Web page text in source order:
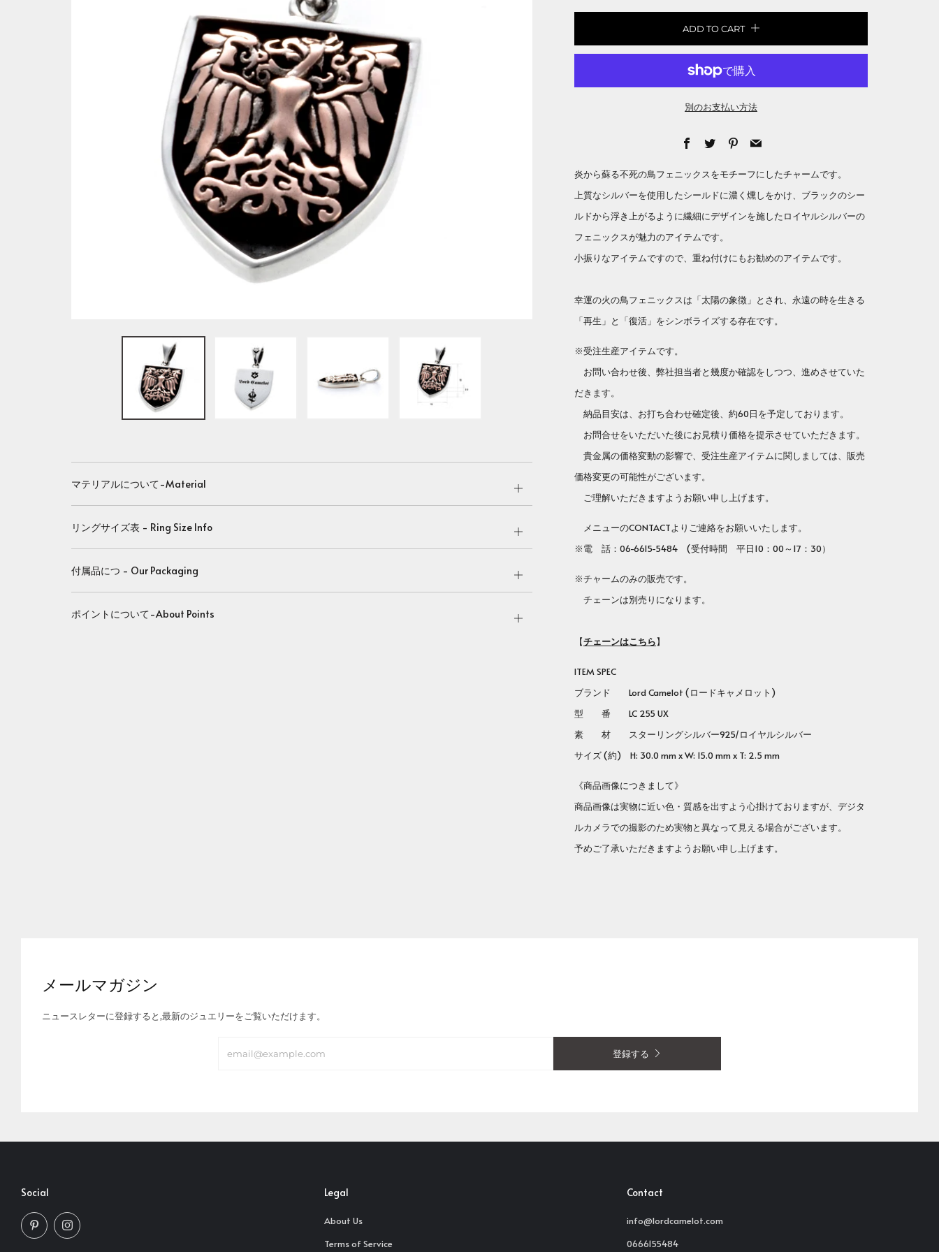
ADD TO CART
別のお支払い方法
Facebook
TwitterPinterest
Email
炎から蘇る不死の鳥フェニックスをモチーフにしたチャームです。
上質なシルバーを使用したシールドに濃く燻しをかけ、ブラックのシー
ルドから浮き上がるように繊細にデザインを施したロイヤルシルバーの
フェニックスが魅力のアイテムです。
小振りなアイテムですので、重ね付けにもお勧めのアイテムです。
幸運の火の鳥フェニックスは「太陽の象徴」とされ、永遠の時を生きる
「再生」と「復活」をシンボライズする存在です。
※受注生産アイテムです。
お問い合わせ後、弊社担当者と幾度か確認をしつつ、進めさせていた
だきます。
納品目安は、お打ち合わせ確定後、約60日を予定しております。
お問合せをいただいた後にお見積り価格を提示させていただきます。
貴金属の価格変動の影響で、受注生産アイテムに関しましては、販売
価格変更の可能性がございます。
ご理解いただきますようお願い申し上げます。
メニューのCONTACTよりご連絡をお願いいたします。
※電 話：06-6615-5484 (受付時間 平日10：00～17：30）
※チャームのみの販売です。
チェーンは別売りになります。
【チェーンはこちら】
ITEM SPEC
ブランド Lord Camelot (ロードキャメロット)
型 番 LC 255 UX
素 材 スターリングシルバー925/ロイヤルシルバー
サイズ (約) H: 30.0 mm x W: 15.0 mm x T: 2.5 mm
《商品画像につきまして》
商品画像は実物に近い色・質感を出すよう心掛けておりますが、デジタ
ルカメラでの撮影のため実物と異なって見える場合がございます。
予めご了承いただきますようお願い申し上げます。
マテリアルについて-Material
Open
tab
リングサイズ表 - Ring Size Info
Open
tab
付属品につ - Our Packaging
Open
tab
ポイントについて-About Points
Open
メールマガジン
ニュースレターに登録すると,最新のジュエリーをご覧いただけます。
登録する
Social
PinterestInstagram
Legal
About Us
Terms of Service
Contact
info@lordcamelot.com
0666155484